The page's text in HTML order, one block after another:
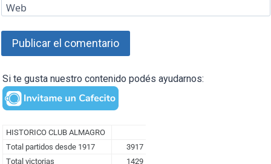
Web
Si te gusta nuestro contenido podés ayudarnos: